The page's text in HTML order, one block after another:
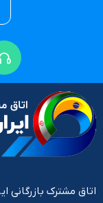
اتاق مشترک بازرگانی